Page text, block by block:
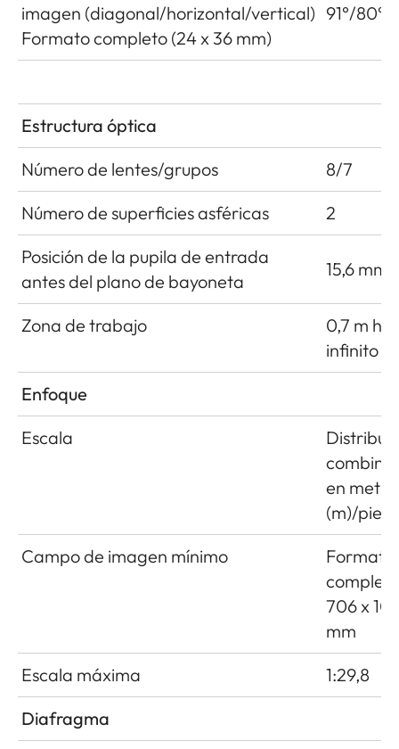
imagen (diagonal/horizontal/vertical)
Formato completo (24 x 36 mm)
91°/80°/
Estructura óptica
Número de lentes/grupos
8/7
Número de superficies asféricas
2
Posición de la pupila de entrada
antes del plano de bayoneta
15,6 mm
Zona de trabajo
0,7 m
infinito
Enfoque
Escala
en
(m)/pies
Campo de imagen mínimo
Formato
706 x
mm
Escala máxima
1:29,8
Diafragma